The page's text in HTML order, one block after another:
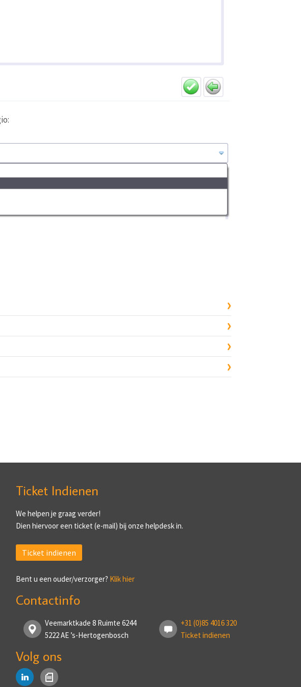
Ticket Indienen
We helpen je graag verder!
Dien hiervoor een ticket (e-mail) bij onze helpdesk in.
Ticket indienen
Bent u een ouder/verzorger? Klik hier
Contactinfo
Veemarktkade 8 Ruimte 6244
5222 AE ’s-Hertogenbosch
+31 (0)85 4016 320
Ticket indienen
Volg ons